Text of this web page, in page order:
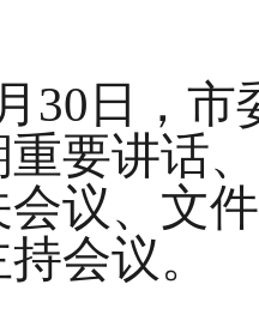
日，市委
要讲话
会议、文
会议。